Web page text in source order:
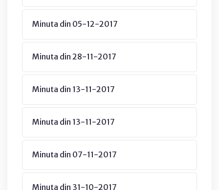
Minuta din 05-12-2017
Minuta din 28-11-2017
Minuta din 13-11-2017
Minuta din 13-11-2017
Minuta din 07-11-2017
Minuta din 31-10-2017